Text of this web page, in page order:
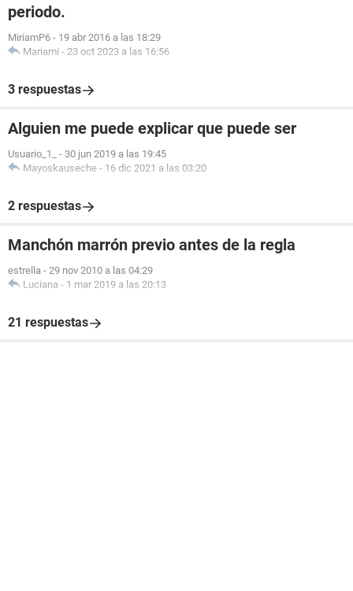
periodo.
MiriamP6 - 19 abr 2016 a las 18:29
Mariami - 23 oct 2023 a las 16:56
3 respuestas
Alguien me puede explicar que puede ser
Usuario_1_ - 30 jun 2019 a las 19:45
Mayoskauseche - 16 dic 2021 a las 03:20
2 respuestas
Manchón marrón previo antes de la regla
estrella - 29 nov 2010 a las 04:29
Luciana - 1 mar 2019 a las 20:13
21 respuestas